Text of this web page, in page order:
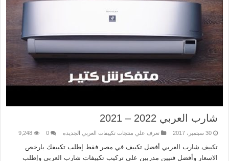
شارب العربي 2022 – 2021
30 سبتمبر، 2017 تعرف علي منتجات تكييفات العربي الجديده 0
9,248
تكييف شارب العربي أفضل تكييف في مصر فقط إطلب تكييفك بارخص
الاسعار وأفضل فنيين مدربين علي تركيب تكييفات شارب العربي وإطلب